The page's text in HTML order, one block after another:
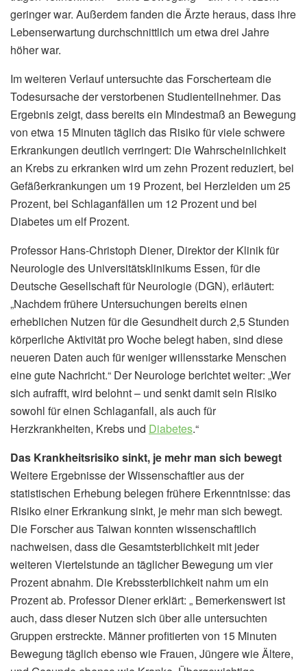
geringer war. Außerdem fanden die Ärzte heraus, dass ihre
Lebenserwartung durchschnittlich um etwa drei Jahre
höher war.
Im weiteren Verlauf untersuchte das Forscherteam die
Todesursache der verstorbenen Studienteilnehmer. Das
Ergebnis zeigt, dass bereits ein Mindestmaß an Bewegung
von etwa 15 Minuten täglich das Risiko für viele schwere
Erkrankungen deutlich verringert: Die Wahrscheinlichkeit
an Krebs zu erkranken wird um zehn Prozent reduziert, bei
Gefäßerkrankungen um 19 Prozent, bei Herzleiden um 25
Prozent, bei Schlaganfällen um 12 Prozent und bei
Diabetes um elf Prozent.
Professor Hans-Christoph Diener, Direktor der Klinik für
Neurologie des Universitätsklinikums Essen, für die
Deutsche Gesellschaft für Neurologie (DGN), erläutert:
„Nachdem frühere Untersuchungen bereits einen
erheblichen Nutzen für die Gesundheit durch 2,5 Stunden
körperliche Aktivität pro Woche belegt haben, sind diese
neueren Daten auch für weniger willensstarke Menschen
eine gute Nachricht.“ Der Neurologe berichtet weiter: „Wer
sich aufrafft, wird belohnt – und senkt damit sein Risiko
sowohl für einen Schlaganfall, als auch für
Herzkrankheiten, Krebs und Diabetes.“
Das Krankheitsrisiko sinkt, je mehr man sich bewegt
Weitere Ergebnisse der Wissenschaftler aus der
statistischen Erhebung belegen frühere Erkenntnisse: das
Risiko einer Erkrankung sinkt, je mehr man sich bewegt.
Die Forscher aus Taiwan konnten wissenschaftlich
nachweisen, dass die Gesamtsterblichkeit mit jeder
weiteren Viertelstunde an täglicher Bewegung um vier
Prozent abnahm. Die Krebssterblichkeit nahm um ein
Prozent ab. Professor Diener erklärt: „ Bemerkenswert ist
auch, dass dieser Nutzen sich über alle untersuchten
Gruppen erstreckte. Männer profitierten von 15 Minuten
Bewegung täglich ebenso wie Frauen, Jüngere wie Ältere,